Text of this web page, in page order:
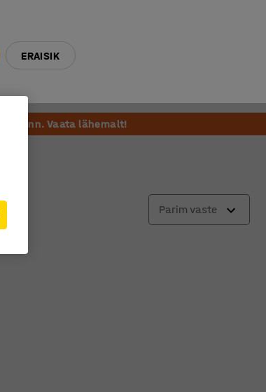
Tallinn. Vaata lähemalt!
Parim vaste
ERAISIK